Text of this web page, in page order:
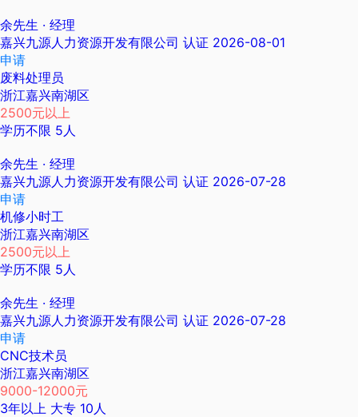
余先生 · 经理
嘉兴九源人力资源开发有限公司 认证 2026-08-01
申请
废料处理员
浙江嘉兴南湖区
2500元以上
学历不限 5人
余先生 · 经理
嘉兴九源人力资源开发有限公司 认证 2026-07-28
申请
机修小时工
浙江嘉兴南湖区
2500元以上
学历不限 5人
余先生 · 经理
嘉兴九源人力资源开发有限公司 认证 2026-07-28
申请
CNC技术员
浙江嘉兴南湖区
9000-12000元
3年以上 大专 10人